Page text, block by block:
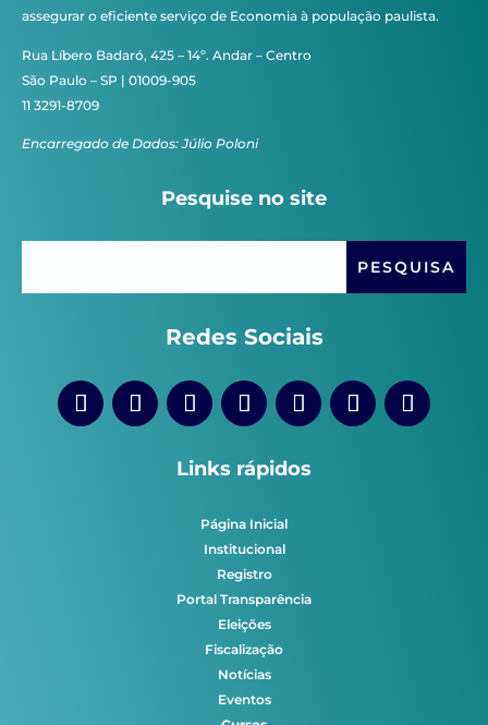
assegurar o eficiente serviço de Economia à população paulista.
Rua Líbero Badaró, 425 – 14º. Andar – Centro
São Paulo – SP | 01009-905
11 3291-8709
Encarregado de Dados: Júlio Poloni
Pesquise no site
Redes Sociais
Links rápidos
Página Inicial
Institucional
Registro
Portal Transparência
Eleições
Fiscalização
Notícias
Eventos